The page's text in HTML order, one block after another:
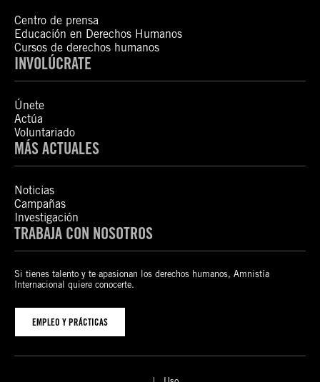
Centro de prensa
Educación en Derechos Humanos
Cursos de derechos humanos
INVOLÚCRATE
Únete
Actúa
Voluntariado
MÁS ACTUALES
Noticias
Campañas
Investigación
TRABAJA CON NOSOTROS
Si tienes talento y te apasionan los derechos humanos, Amnistía
Internacional quiere conocerte.
EMPLEO Y PRÁCTICAS